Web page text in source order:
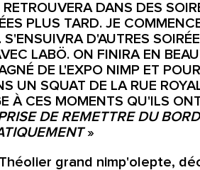
RETROUVERA DANS DES
PLUS TARD. JE
S'ENSUIVRA D'AUTRES
LABÖ. ON FINIRA EN
DE L'EXPO NIMP ET
UN SQUAT DE LA RUE
À CES MOMENTS QU'ILS
DE REMETTRE DU
»
grand nimp'olepte,